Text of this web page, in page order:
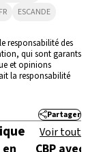
Partager
ESCANDE
responsabilité des
qui sont garants
et opinions
la responsabilité
Voir tout